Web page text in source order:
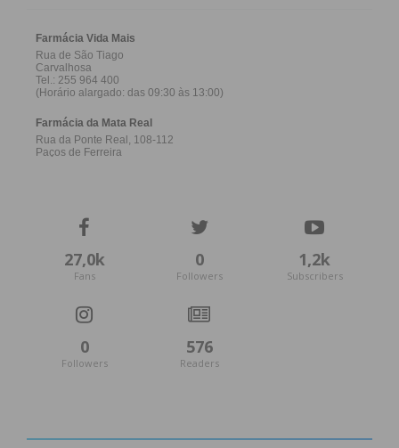
27,0k
Fans
0
Followers
1,2k
Subscribers
0
Followers
576
Readers